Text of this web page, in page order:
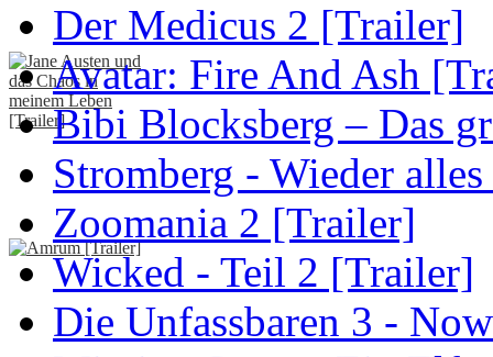
Der Medicus 2 [Trailer]
Avatar: Fire And Ash
Bibi Blocksberg – Das
Stromberg - Wieder
Zoomania 2 [Trailer]
Wicked - Teil 2 [Trailer]
Die Unfassbaren 3 -